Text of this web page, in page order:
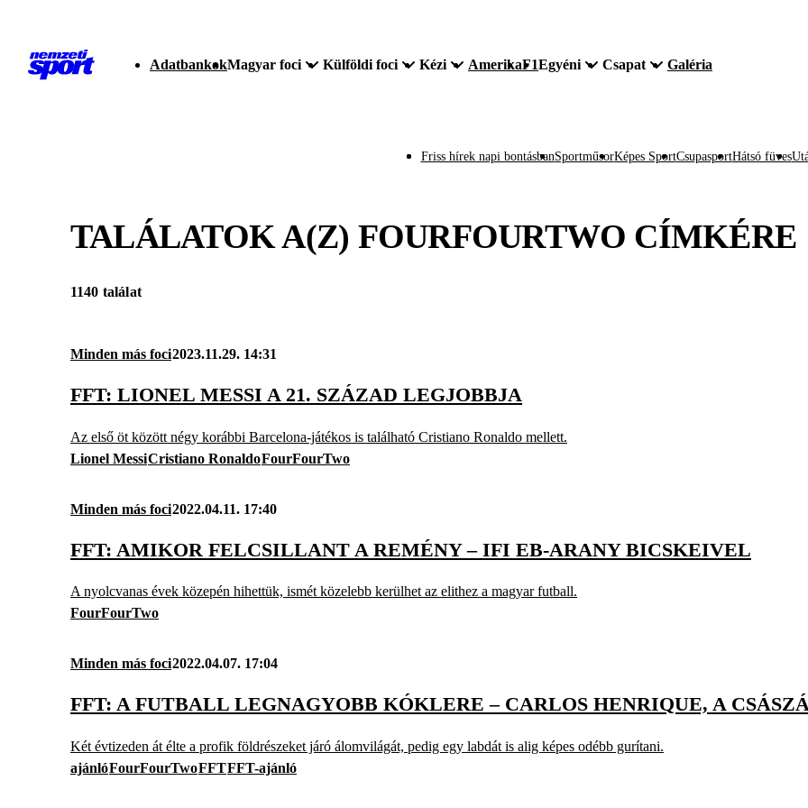
AdatbankokMagyar foci Külföldi foci Kézi AmerikaF1Egyéni Csapat Galéria
Friss hírek napi bontásbanSportműsorKépes SportCsupasportHátsó füves
TALÁLATOK A(Z) FOURFOURTWO CÍMKÉRE
1140 találat
Minden más foci2023.11.29. 14:31
FFT: LIONEL MESSI A 21. SZÁZAD LEGJOBBJA
Az első öt között négy korábbi Barcelona-játékos is található Cristiano Ronaldo mellett.
Lionel MessiCristiano RonaldoFourFourTwo
Minden más foci2022.04.11. 17:40
FFT: AMIKOR FELCSILLANT A REMÉNY – IFI EB-ARANY BICSKEIVEL
A nyolcvanas évek közepén hihettük, ismét közelebb kerülhet az elithez a magyar futball.
FourFourTwo
Minden más foci2022.04.07. 17:04
FFT: A FUTBALL LEGNAGYOBB KÓKLERE – CARLOS HENRIQUE, A
Két évtizeden át élte a profik földrészeket járó álomvilágát, pedig egy labdát is alig képes odébb gurítani.
ajánlóFourFourTwoFFTFFT-ajánló